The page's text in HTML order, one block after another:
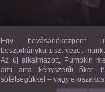
Egy bevásárlóközpont
boszorkánykultuszt vezet
Az új alkalmazott, Pumpkin
ami arra kényszeríti őket,
sötétségükkel – vagy